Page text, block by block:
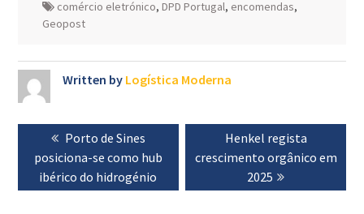
comércio eletrónico, DPD Portugal, encomendas,
Geopost
Written by Logística Moderna
Navegação
artigos
Previous
post:
Porto de Sines
posiciona-se como hub
ibérico do hidrogénio
Next
post:
Henkel regista
crescimento orgânico em
2025